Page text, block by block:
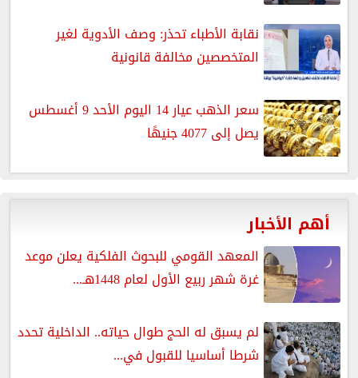
نقابة الأطباء تحذر: وصف الأدوية لغير
المتخصصين مخالفة قانونية
سعر الذهب عيار 14 اليوم الأحد 9 أغسطس
يصل إلى 4077 جنيهًا
أهم الأخبار
المعهد القومي للبحوث الفلكية يعلن موعد
غرة شهر ربيع الأول لعام 1448هـ...
لم يسبق له الحج طوال حياته.. الداخلية تحدد
شرطا أساسيا للقبول في...